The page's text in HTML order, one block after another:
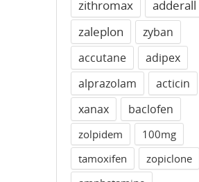
zithromax
adderall
zaleplon
zyban
accutane
adipex
alprazolam
acticin
xanax
baclofen
zolpidem
100mg
tamoxifen
zopiclone